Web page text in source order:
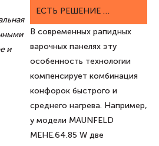
и
ЕСТЬ РЕШЕНИЕ …
В современных рапидных
варочных панелях эту
особенность технологии
компенсирует комбинация
конфорок быстрого и
среднего нагрева. Например,
у модели MAUNFELD
MEHE.64.85 W две